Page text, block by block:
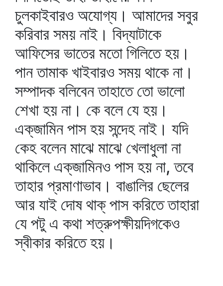
চুলকাইবারও অযোগ্য। আমাদের সবুর
করিবার সময় নাই। বিদ্যাটাকে
আফিসের ভাতের মতো গিলিতে হয়।
পান তামাক খাইবারও সময় থাকে না।
সম্পাদক বলিবেন তাহাতে তো ভালো
শেখা হয় না। কে বলে যে হয়।
এক্‌জামিন পাস হয় সন্দেহ নাই। যদি
কেহ বলেন মাঝে মাঝে খেলাধুলা না
থাকিলে এক্‌জামিনও পাস হয় না, তবে
তাহার প্রমাণাভাব। বাঙালির ছেলের
আর যাই দোষ থাক্‌ পাস করিতে তাহারা
যে পটু এ কথা শত্রুপক্ষীয়দিগকেও
স্বীকার করিতে হয়।